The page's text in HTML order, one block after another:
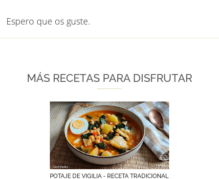
Espero que os guste.
MÁS RECETAS PARA DISFRUTAR
POTAJE DE VIGILIA - RECETA TRADICIONAL